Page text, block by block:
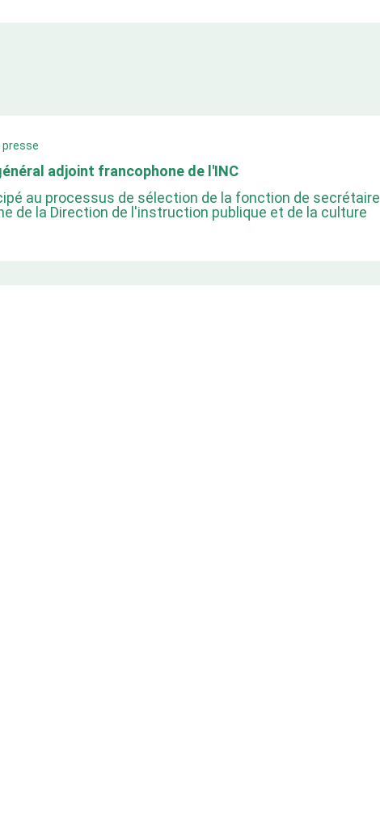
presse
adjoint francophone de l'INC
au processus de sélection de la fonction de secrétaire
de la Direction de l'instruction publique et de la culture